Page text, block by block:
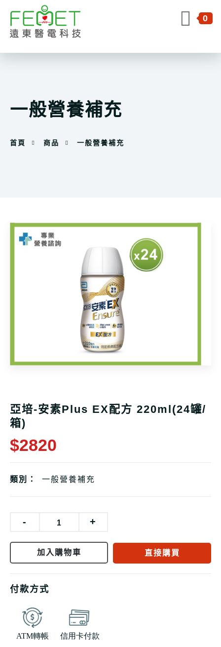
0
一般營養補充
首頁 商品 一般營養補充
亞培-安素Plus EX配方 220ml(24罐/
箱)
$2820
類別： 一般營養補充
- +
加入購物車 直接購買
付款方式